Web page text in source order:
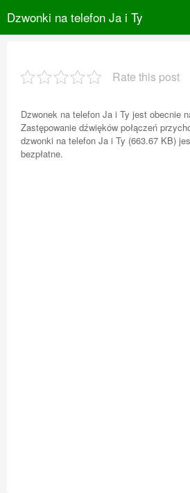
Dzwonki na telefon Ja i Ty
Rate this post
Dzwonek na telefon Ja i Ty jest obecnie
Zastępowanie dźwięków połączeń
dzwonki na telefon Ja i Ty (663.67 KB)
bezpłatne.